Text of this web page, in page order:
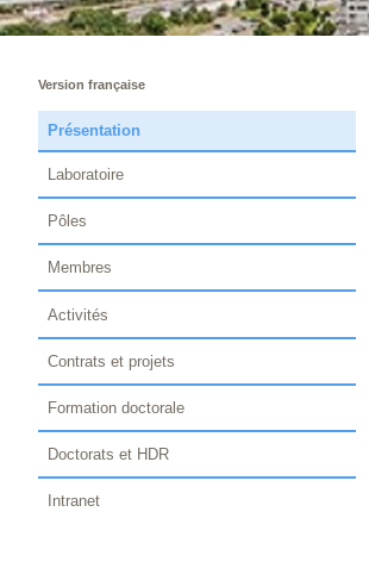
Version française
Présentation
Laboratoire
Pôles
Membres
Activités
Contrats et projets
Formation doctorale
Doctorats et HDR
Intranet